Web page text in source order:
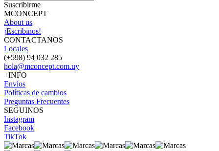
Suscribirme
MCONCEPT
About us
¡Escribinos!
CONTACTANOS
Locales
(+598) 94 032 285
hola@mconcept.com.uy
+INFO
Envíos
Políticas de cambios
Preguntas Frecuentes
SEGUINOS
Instagram
Facebook
TikTok